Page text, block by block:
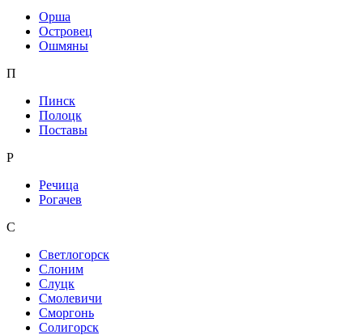
Орша
Островец
Ошмяны
П
Пинск
Полоцк
Поставы
Р
Речица
Рогачев
С
Светлогорск
Слоним
Слуцк
Смолевичи
Сморгонь
Солигорск